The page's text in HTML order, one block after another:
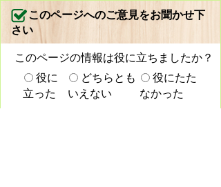
このページへのご意見をお聞かせ下
さい
このページの情報は役に立ちましたか？
役に
立った
どちらとも
いえない
役にたた
なかった